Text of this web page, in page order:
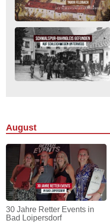
August
30 Jahre Retter Events in
Bad Loipersdorf